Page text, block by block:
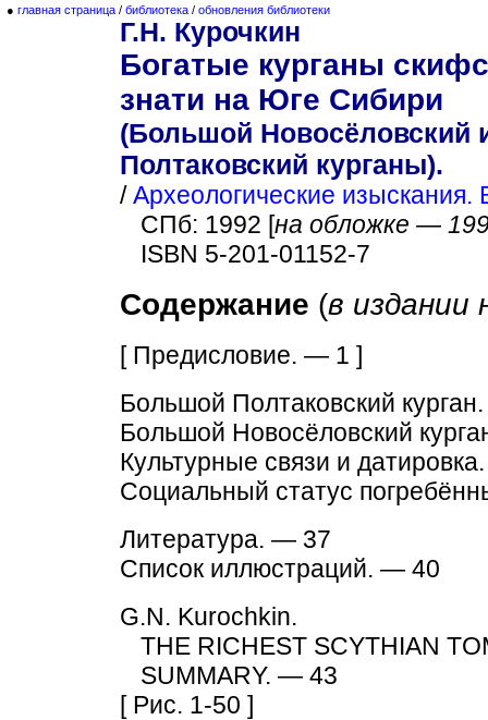
● главная страница / библиотека / обновления библиотеки
Г.Н. Курочкин
Богатые курганы
знати на Юге Сибири
(Большой Новосёловский
Полтаковский курганы).
/Археологические изыскания.
СПб: 1992 [на обложке —
ISBN 5-201-01152-7
Содержание (в издании
[ Предисловие. — 1 ]
Большой Полтаковский
Большой Новосёловский
Культурные связи и
Социальный статус
Литература. — 37
Список иллюстраций. — 40
G.N. Kurochkin.
THE RICHEST SCYTHIAN
SUMMARY. — 43
[ Рис. 1-50 ]